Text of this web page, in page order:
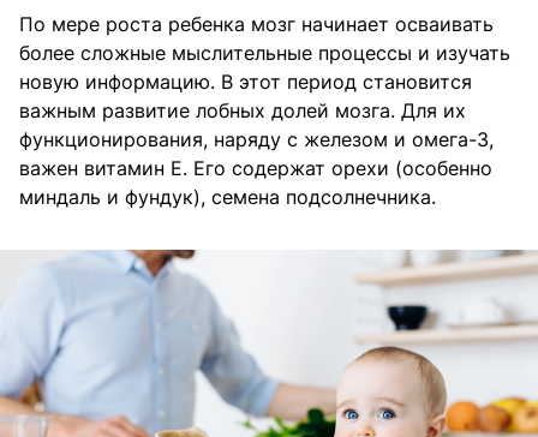
По мере роста ребенка мозг начинает осваивать
более сложные мыслительные процессы и изучать
новую информацию. В этот период становится
важным развитие лобных долей мозга. Для их
функционирования, наряду с железом и омега-3,
важен витамин Е. Его содержат орехи (особенно
миндаль и фундук), семена подсолнечника.